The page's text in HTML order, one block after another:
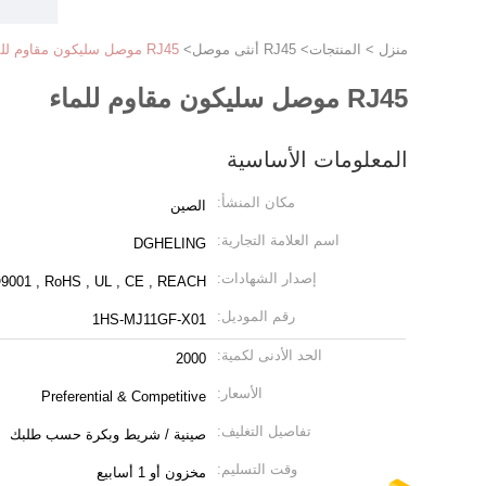
منزل > المنتجات> RJ45 أنثى موصل > RJ45 موصل سليكون مقاوم للماء
RJ45 موصل سليكون مقاوم للماء
المعلومات الأساسية
مكان المنشأ: الصين
اسم العلامة التجارية: DGHELING
إصدار الشهادات: , RoHS , UL , CE , REACH
رقم الموديل: 1HS-MJ11GF-X01
الحد الأدنى لكمية: 2000
الأسعار: Preferential & Competitive
تفاصيل التغليف: صينية / شريط وبكرة حسب طلبك
وقت التسليم: مخزون أو 1 أسابيع